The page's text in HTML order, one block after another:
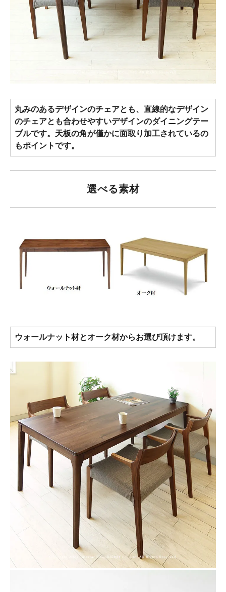
丸みのあるデザインのチェアとも、直線的なデザイン
のチェアとも合わせやすいデザインのダイニングテー
ブルです。天板の角が僅かに面取り加工されているの
もポイントです。
選べる素材
ウォールナット材とオーク材からお選び頂けます。